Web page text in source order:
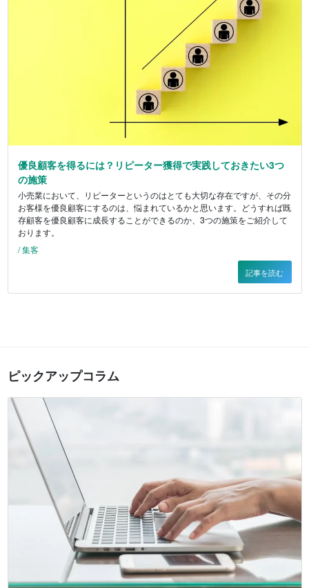
優良顧客を得るには？リピーター獲得で実践しておきたい3つ
の施策
小売業において、リピーターというのはとても大切な存在ですが、その分
お客様を優良顧客にするのは、悩まれているかと思います。どうすれば既
存顧客を優良顧客に成長することができるのか、3つの施策をご紹介して
おります。
/ 集客
記事を読む
ピックアップコラム